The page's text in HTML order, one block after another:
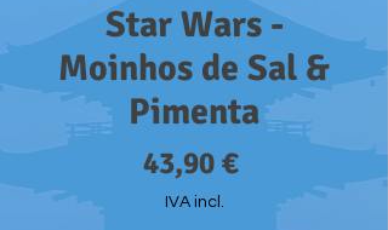
Star Wars -
Moinhos de Sal &
Pimenta
43,90 €Preço
IVA incl.